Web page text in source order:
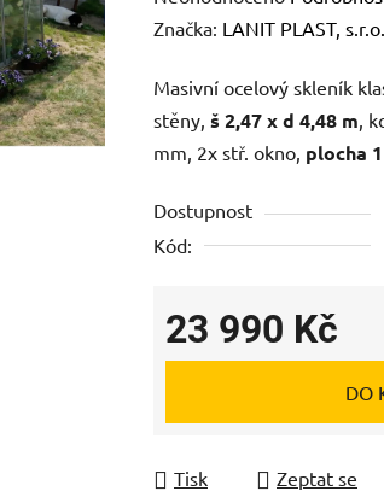
hodnocení
je
0,0
z
hvězdiček.
Značka: LANIT PLAST, s.r.o.
Masivní ocelový skleník
stěny, š 2,47 x d 4,48 m,
mm, 2x stř. okno, plocha
Dostupnost
Kód:
23 990 Kč
Měrná cena:
DO
Tisk Zeptat se